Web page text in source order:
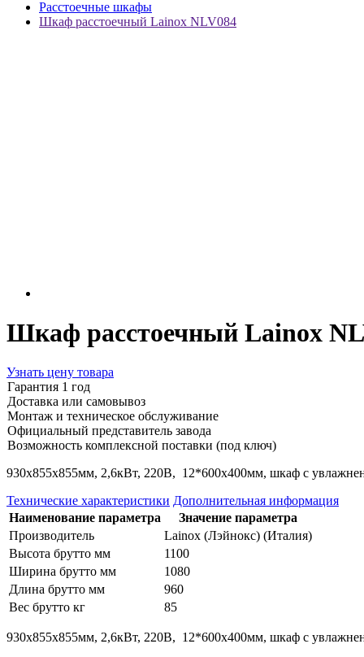
Расстоечные шкафы
Шкаф расстоечный Lainox NLV084
Шкаф расстоечный Lainox
Узнать цену товара
Гарантия 1 год
Доставка или самовывоз
Монтаж и техническое обслуживание
Официальный представитель завода
Возможность комплексной поставки (под ключ)
930x855x855мм, 2,6кВт, 220В, 12*600x400мм, шкаф с
Технические характеристики Дополнительная информация
Наименование параметра
Значение параметра
Производитель
Lainox (Лэйнокс) (Италия)
Высота брутто мм
1100
Ширина брутто мм
1080
Длина брутто мм
960
Вес брутто кг
85
930x855x855мм, 2,6кВт, 220В, 12*600x400мм, шкаф с